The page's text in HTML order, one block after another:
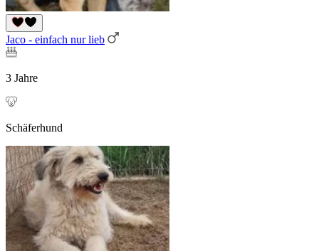
Jaco - einfach nur lieb
3 Jahre
Schäferhund